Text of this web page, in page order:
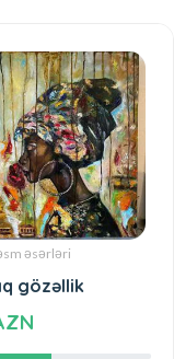
əsərləri
gözəllik